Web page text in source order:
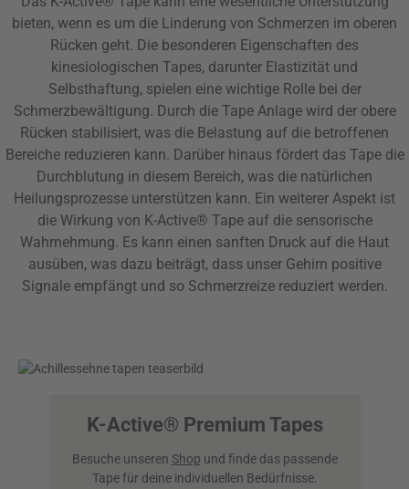
bieten, wenn es um die Linderung von Schmerzen im oberen
Rücken geht. Die besonderen Eigenschaften des
kinesiologischen Tapes, darunter Elastizität und
Selbsthaftung, spielen eine wichtige Rolle bei der
Schmerzbewältigung. Durch die Tape Anlage wird der obere
Rücken stabilisiert, was die Belastung auf die betroffenen
Bereiche reduzieren kann. Darüber hinaus fördert das Tape die
Durchblutung in diesem Bereich, was die natürlichen
Heilungsprozesse unterstützen kann. Ein weiterer Aspekt ist
die Wirkung von K-Active® Tape auf die sensorische
Wahrnehmung. Es kann einen sanften Druck auf die Haut
ausüben, was dazu beiträgt, dass unser Gehirn positive
Signale empfängt und so Schmerzreize reduziert werden.
K-Active® Premium Tapes
Besuche unseren Shop und finde das passende
Tape für deine individuellen Bedürfnisse.